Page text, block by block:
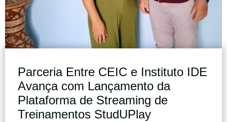
Parceria Entre CEIC e Instituto IDE
Avança com Lançamento da
Plataforma de Streaming de
Treinamentos StudUPlay